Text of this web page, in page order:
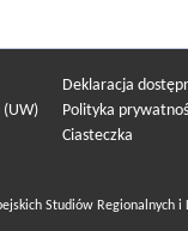
(UW)
Deklaracja
Polityka
Ciasteczka
Studiów Regionalnych i